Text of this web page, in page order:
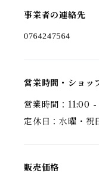
事業者の連絡先
営業時間・ショッ
営業時間：11:00
定休日：水曜・祝
販売価格